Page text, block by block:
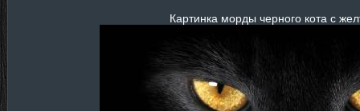
Картинка морды черного кота с